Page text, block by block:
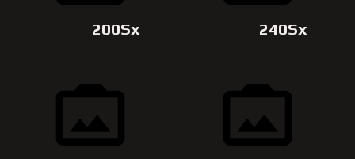
200Sx 240Sx